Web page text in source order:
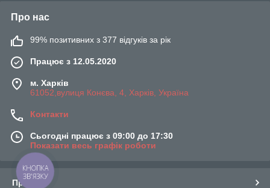
Про нас
99% позитивних з 377 відгуків за рік
Працює з 12.05.2020
м. Харків
61052,вулиця Конєва, 4, Харків, Україна
Контакти
Сьогодні працює з 09:00 до 17:30
Показати весь графік роботи
Про нас
КНОПКА
ЗВ'ЯЗКУ